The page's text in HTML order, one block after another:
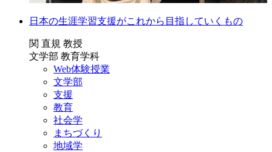
日本の生涯学習支援がこれから目指していくもの
関 直規 教授
文学部 教育学科
Web体験授業
文学部
支援
教育
社会学
まちづくり
地域学